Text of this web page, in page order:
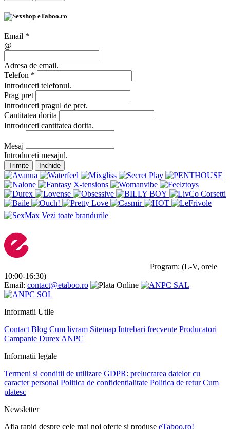
Email *
@
Adresa de email.
Telefon *
Introduceti telefonul.
Prag pret
Introduceti pragul de pret.
Cantitatea dorita
Introduceti cantitatea dorita.
Mesaj
Introduceti mesajul.
Trimite Inchide
Vezi toate brandurile
Program: (L-V, orele
10:00-16:30)
Email: contact@etaboo.ro
Informatii Utile
Contact Blog Cum livram Sitemap Intrebari frecvente Producatori
Campanie Durex ANPC
Informatii legale
Termeni si conditii de utilizare GDPR: prelucrarea datelor cu
caracter personal Politica de confidentialitate Politica de retur Cum
platesc
Newsletter
Afla rapid despre cele mai noi oferte si produse eTaboo.ro!